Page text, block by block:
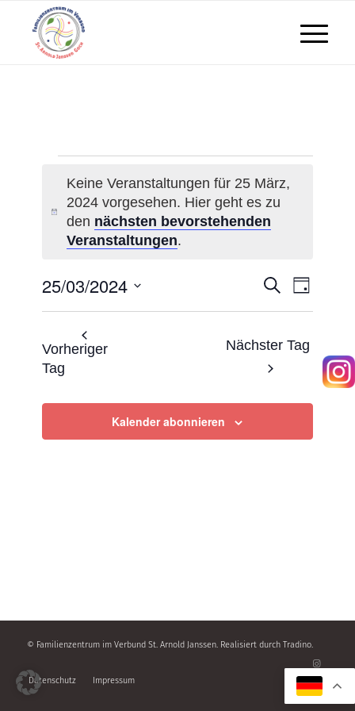
Veranstaltungen
für
März,
2024
Hinweis
Keine Veranstaltungen für 25 März,
2024 vorgesehen. Hier geht es zu
den nächsten bevorstehenden
Veranstaltungen.
und
Suche
Tag
25/03/2024
Datum
wählen.
Vorheriger
Tag
Nächster Tag
Kalender abonnieren
© Familienzentrum im Verbund St. Arnold Janssen. Realisiert durch Tradino.
Datenschutz Impressum